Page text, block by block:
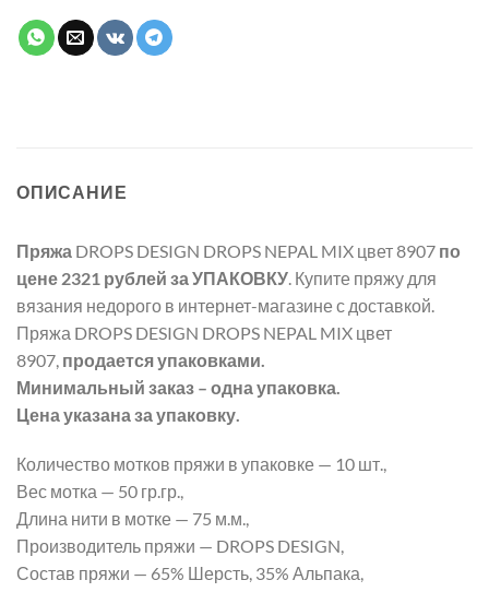
ОПИСАНИЕ
Пряжа DROPS DESIGN DROPS NEPAL MIX цвет 8907 по
цене 2321 рублей за УПАКОВКУ . Купите пряжу для
вязания недорого в интернет-магазине с доставкой.
Пряжа DROPS DESIGN DROPS NEPAL MIX цвет
8907, продается упаковками.
Минимальный заказ – одна упаковка.
Цена указана за упаковку.
Количество мотков пряжи в упаковке — 10 шт.,
Вес мотка — 50 гр.гр.,
Длина нити в мотке — 75 м.м.,
Производитель пряжи — DROPS DESIGN,
Состав пряжи — 65% Шерсть, 35% Альпака,